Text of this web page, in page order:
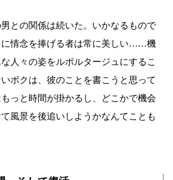
との関係は続いた。いかなるもので
に情念を捧げる者は常に美しい……機
人々の姿をルポルタージュにするこ
ボクは、彼のことを書こうと思って
っと時間が掛かるし、どこかで機会
風景を後追いしようかなんてことも